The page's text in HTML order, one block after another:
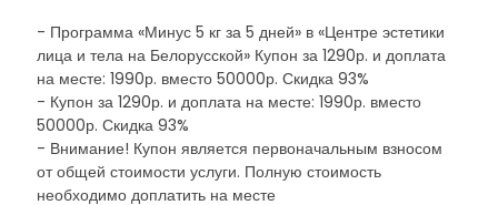
- Программа «Минус 5 кг за 5 дней» в «Центре эстетики
лица и тела на Белорусской» Купон за 1290р. и доплата
на месте: 1990р. вместо 50000р. Скидка 93%
- Купон за 1290р. и доплата на месте: 1990р. вместо
50000р. Скидка 93%
- Внимание! Купон является первоначальным взносом
от общей стоимости услуги. Полную стоимость
необходимо доплатить на месте